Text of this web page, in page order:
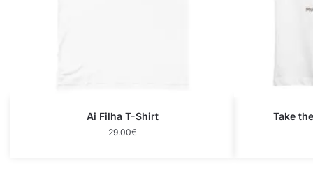
Ai Filha T-Shirt
29.00€
Take